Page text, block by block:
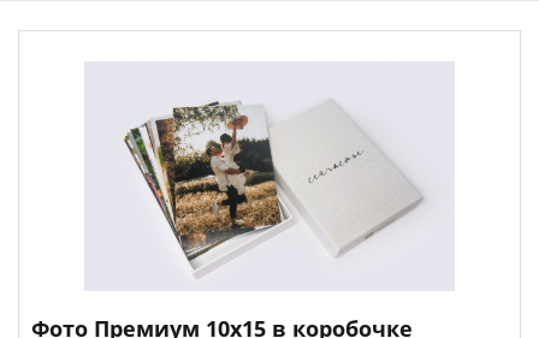
Фото Премиум 10х15 в коробочке